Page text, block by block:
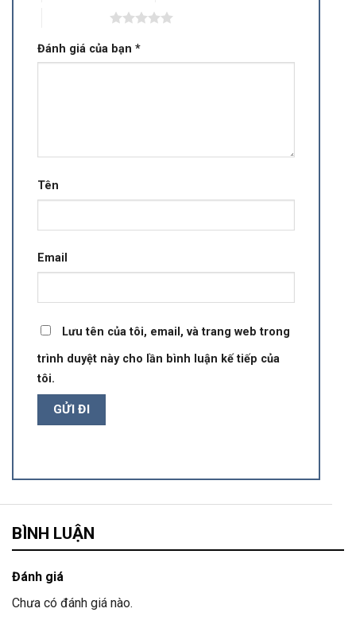
Đánh giá của bạn *
Tên
Email
Lưu tên của tôi, email, và trang web trong
trình duyệt này cho lần bình luận kế tiếp của
tôi.
BÌNH LUẬN
Đánh giá
Chưa có đánh giá nào.